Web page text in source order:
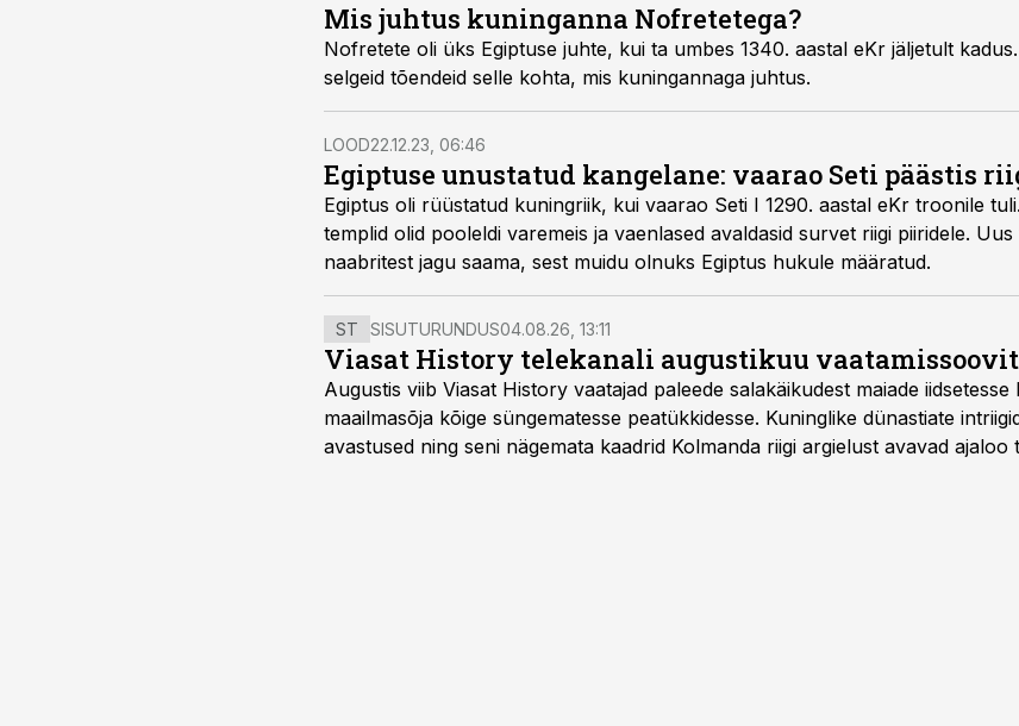
Mis juhtus kuninganna Nofretetega?
Nofretete oli üks Egiptuse juhte, kui ta umbes 1340. aastal eKr jäljetult
selgeid tõendeid selle kohta, mis kuningannaga juhtus.
LOOD22.12.23, 06:46
Egiptuse unustatud kangelane: vaarao Seti päästis
Egiptus oli rüüstatud kuningriik, kui vaarao Seti I 1290. aastal eKr troonile
templid olid pooleldi varemeis ja vaenlased avaldasid survet riigi piiridele.
naabritest jagu saama, sest muidu olnuks Egiptus hukule määratud.
ST SISUTURUNDUS04.08.26, 13:11
Viasat History telekanali augustikuu
Augustis viib Viasat History vaatajad paleede salakäikudest maiade iidsetesse
maailmasõja kõige süngematesse peatükkidesse. Kuninglike dünastiate
avastused ning seni nägemata kaadrid Kolmanda riigi argielust avavad